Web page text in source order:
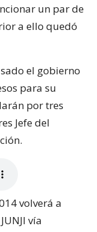
un par de
a ello quedó
el gobierno
para su
por tres
Jefe del
volverá a
vía